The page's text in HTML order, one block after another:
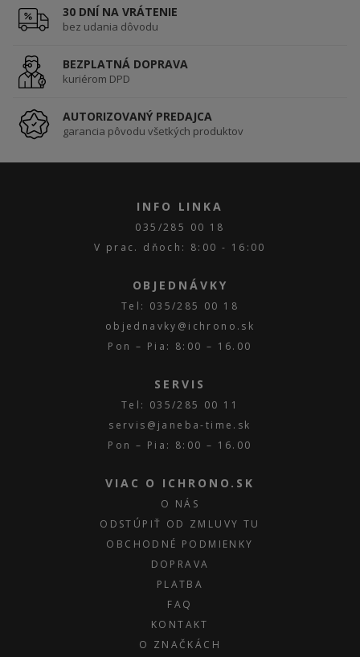
30 DNÍ NA VRÁTENIE
bez udania dôvodu
BEZPLATNÁ DOPRAVA
kuriérom DPD
AUTORIZOVANÝ PREDAJCA
garancia pôvodu všetkých produktov
INFO LINKA
035/285 00 18
V prac. dňoch: 8:00 - 16:00
OBJEDNÁVKY
Tel: 035/285 00 18
objednavky@ichrono.sk
Pon – Pia: 8:00 – 16.00
SERVIS
Tel: 035/285 00 11
servis@janeba-time.sk
Pon – Pia: 8:00 – 16.00
VIAC O ICHRONO.SK
O NÁS
ODSTÚPIŤ OD ZMLUVY TU
OBCHODNÉ PODMIENKY
DOPRAVA
PLATBA
FAQ
KONTAKT
O ZNAČKÁCH